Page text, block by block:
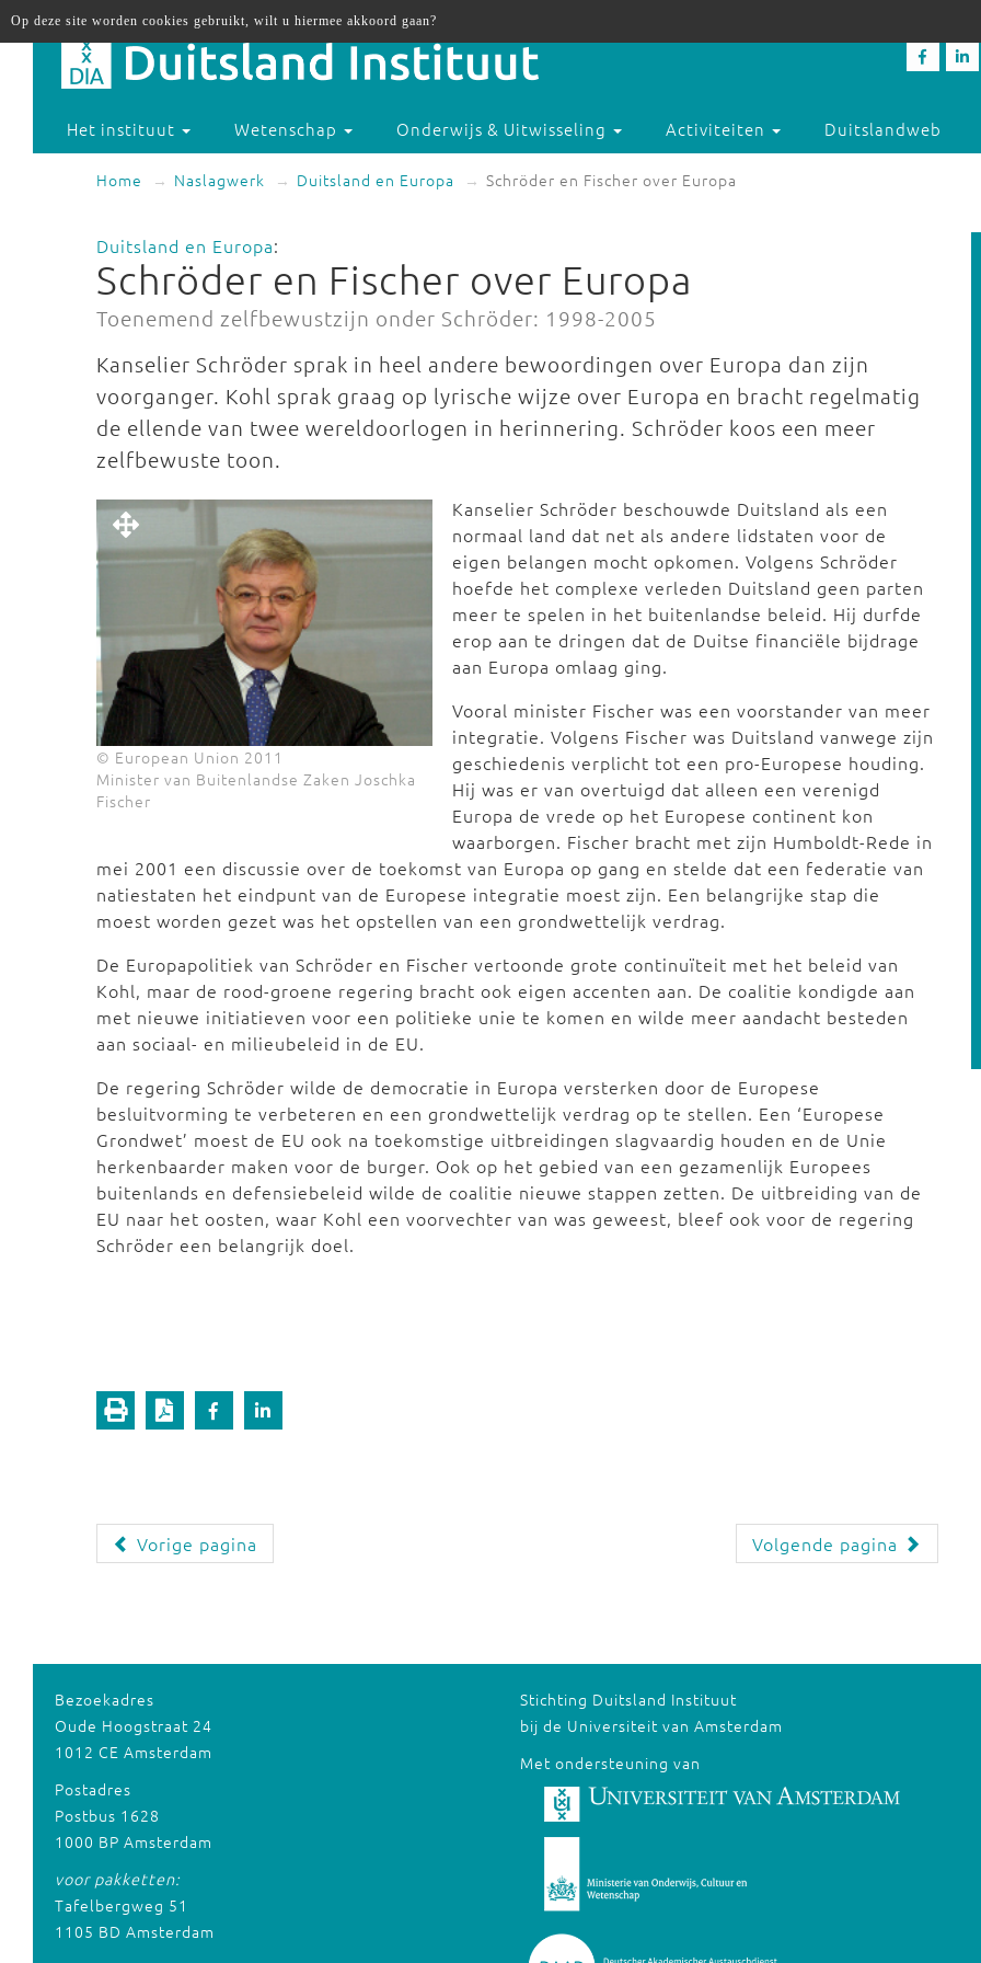
Het instituut Wetenschap Onderwijs & Uitwisseling Activiteiten Duitslandweb
Home Naslagwerk Duitsland en Europa Schröder en Fischer over Europa
Duitsland en Europa:
Schröder en Fischer over Europa
Toenemend zelfbewustzijn onder Schröder: 1998-2005
Kanselier Schröder sprak in heel andere bewoordingen over Europa dan zijn
voorganger. Kohl sprak graag op lyrische wijze over Europa en bracht regelmatig
de ellende van twee wereldoorlogen in herinnering. Schröder koos een meer
zelfbewuste toon.
© European Union 2011
Minister van Buitenlandse Zaken Joschka
Fischer
Kanselier Schröder beschouwde Duitsland als een
normaal land dat net als andere lidstaten voor de
eigen belangen mocht opkomen. Volgens Schröder
hoefde het complexe verleden Duitsland geen parten
meer te spelen in het buitenlandse beleid. Hij durfde
erop aan te dringen dat de Duitse financiële bijdrage
aan Europa omlaag ging.
Vooral minister Fischer was een voorstander van meer
integratie. Volgens Fischer was Duitsland vanwege zijn
geschiedenis verplicht tot een pro-Europese houding.
Hij was er van overtuigd dat alleen een verenigd
Europa de vrede op het Europese continent kon
waarborgen. Fischer bracht met zijn Humboldt-Rede in
mei 2001 een discussie over de toekomst van Europa op gang en stelde dat een federatie van
natiestaten het eindpunt van de Europese integratie moest zijn. Een belangrijke stap die
moest worden gezet was het opstellen van een grondwettelijk verdrag.
De Europapolitiek van Schröder en Fischer vertoonde grote continuïteit met het beleid van
Kohl, maar de rood-groene regering bracht ook eigen accenten aan. De coalitie kondigde aan
met nieuwe initiatieven voor een politieke unie te komen en wilde meer aandacht besteden
aan sociaal- en milieubeleid in de EU.
De regering Schröder wilde de democratie in Europa versterken door de Europese
besluitvorming te verbeteren en een grondwettelijk verdrag op te stellen. Een ‘Europese
Grondwet’ moest de EU ook na toekomstige uitbreidingen slagvaardig houden en de Unie
herkenbaarder maken voor de burger. Ook op het gebied van een gezamenlijk Europees
buitenlands en defensiebeleid wilde de coalitie nieuwe stappen zetten. De uitbreiding van de
EU naar het oosten, waar Kohl een voorvechter van was geweest, bleef ook voor de regering
Schröder een belangrijk doel.
Vorige pagina Volgende pagina
Bezoekadres
Oude Hoogstraat 24
1012 CE Amsterdam
Postadres
Postbus 1628
1000 BP Amsterdam
voor pakketten:
Tafelbergweg 51
1105 BD Amsterdam
Stichting Duitsland Instituut
bij de Universiteit van Amsterdam
Met ondersteuning van
Op deze site worden cookies gebruikt, wilt u hiermee akkoord gaan?